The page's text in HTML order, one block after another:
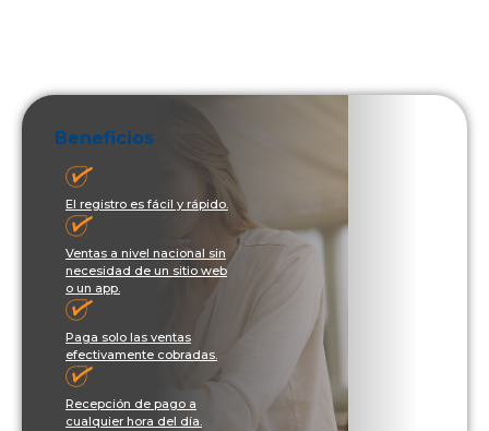
Beneficios
El registro es fácil y rápido.
Ventas a nivel nacional sin
necesidad de un sitio web
o un app.
Paga solo las ventas
efectivamente cobradas.
Recepción de pago a
cualquier hora del día.